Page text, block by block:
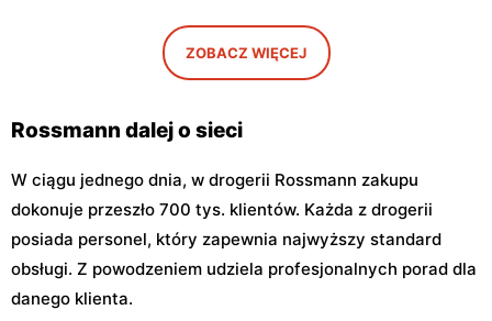
Warszawa, ul. Płocka 17 Warszawa, ul. Obozowa 16
ZOBACZ WIĘCEJ
Rossmann dalej o sieci
W ciągu jednego dnia, w drogerii Rossmann zakupu
dokonuje przeszło 700 tys. klientów. Każda z drogerii
posiada personel, który zapewnia najwyższy standard
obsługi. Z powodzeniem udziela profesjonalnych porad dla
danego klienta.